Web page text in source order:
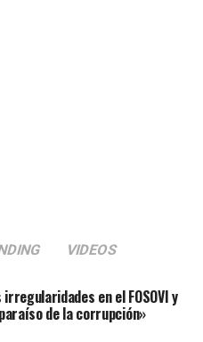
VIDEOS
en el FOSOVI y
de la corrupción»